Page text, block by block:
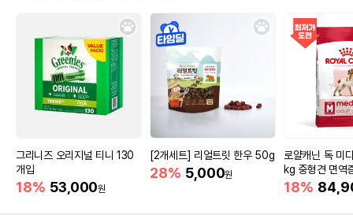
그리니즈 오리지널 티니 130
개입
18% 53,000원
[2개세트] 리얼트릿 한우 50g
28% 5,000원
로얄캐닌 독 미
kg 중형견 면역
18%